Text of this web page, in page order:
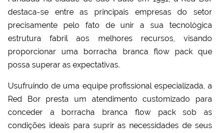
destaca-se entre as principais empresas do setor
precisamente pelo fato de unir a sua tecnológica
estrutura fabril aos melhores recursos, visando
proporcionar uma borracha branca flow packque
possa superar as expectativas.
Usufruindo de uma equipe profissional especializada, a
Red Bor presta um atendimento customizado para
conceder a borracha branca flow packsob as
condições ideais para suprir as necessidades de seus